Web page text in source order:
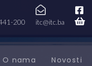
200 itc@itc.ba
O nama Novosti